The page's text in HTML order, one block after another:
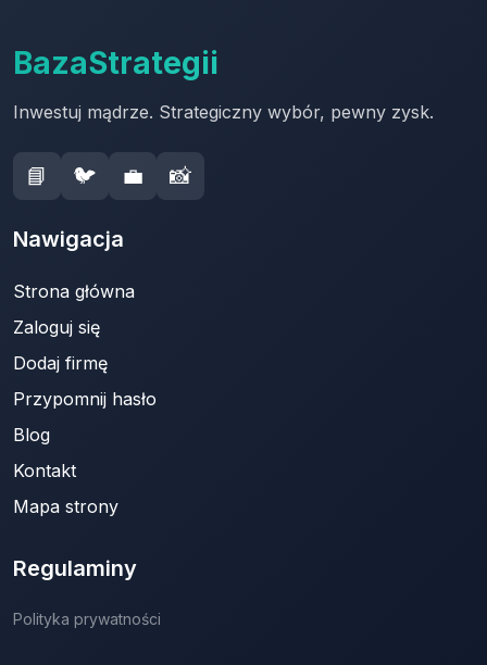
BazaStrategii
Inwestuj mądrze. Strategiczny wybór, pewny zysk.
📘 🐦 💼 📸
Nawigacja
Strona główna
Zaloguj się
Dodaj firmę
Przypomnij hasło
Blog
Kontakt
Mapa strony
Regulaminy
Polityka prywatności